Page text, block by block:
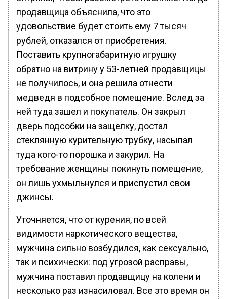
продавщица объяснила, что это
удовольствие будет стоить ему 7 тысяч
рублей, отказался от приобретения.
Поставить крупногабаритную игрушку
обратно на витрину у 53-летней продавщицы
не получилось, и она решила отнести
медведя в подсобное помещение. Вслед за
ней туда зашел и покупатель. Он закрыл
дверь подсобки на защелку, достал
стеклянную курительную трубку, насыпал
туда кого-то порошка и закурил. На
требование женщины покинуть помещение,
он лишь ухмыльнулся и приспустил свои
джинсы.
Уточняется, что от курения, по всей
видимости наркотического вещества,
мужчина сильно возбудился, как сексуально,
так и психически: под угрозой расправы,
мужчина поставил продавщицу на колени и
несколько раз изнасиловал. Все это время он